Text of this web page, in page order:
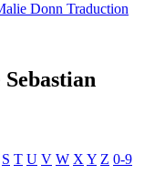
Donn Traduction
Sebastian
S T U V W X Y Z 0-9